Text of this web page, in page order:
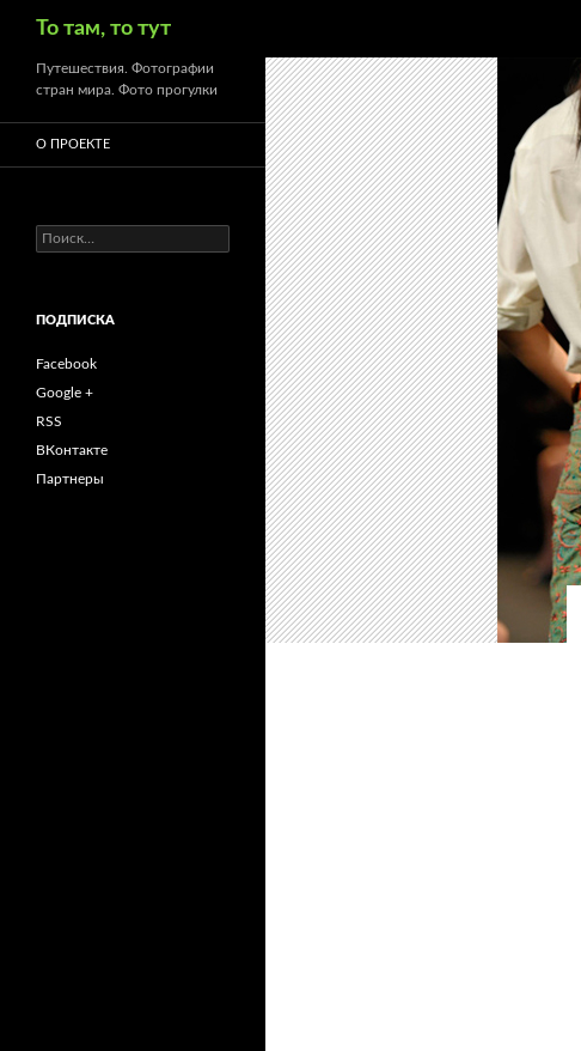
То там, то тут
Путешествия. Фотографии
стран мира. Фото прогулки
О ПРОЕКТЕ
Найти:
ПОДПИСКА
Facebook
Google +
RSS
ВКонтакте
Партнеры